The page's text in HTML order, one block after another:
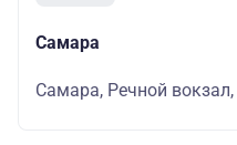
Самара
Самара, Речной